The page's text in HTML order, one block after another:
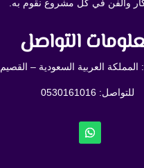
والفن في كل مشروع نقوم به.
التواصل
: المملكة العربية السعودية – القصيم
للتواصل: ⁦0530161016